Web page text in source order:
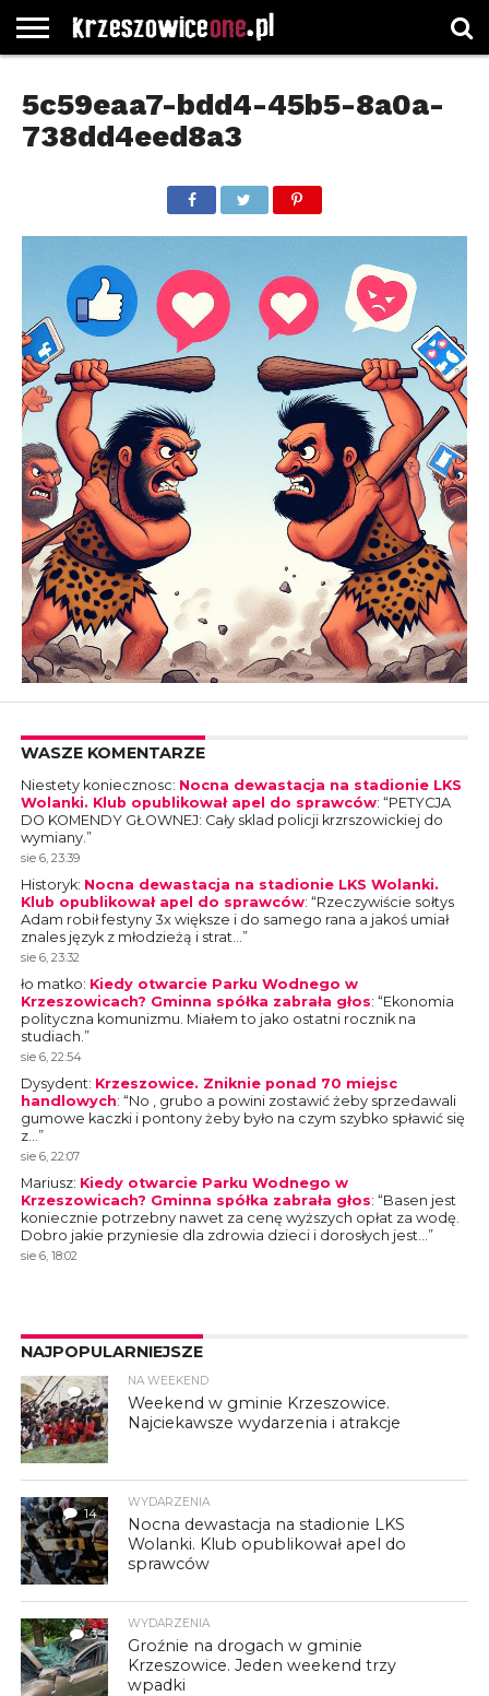
GŁÓWNA
WYBORY
SAMORZĄDOWE
WYBIERZ
KATEGORIE
ROZKŁADY
JAZDY
GREGORCZYK
WATCH
KONTAKT
5c59eaa7-bdd4-45b5-8a0a-
738dd4eed8a3
WASZE KOMENTARZE
Niestety koniecznosc: Nocna dewastacja na stadionie LKS
Wolanki. Klub opublikował apel do sprawców: “PETYCJA
DO KOMENDY GŁOWNEJ: Cały sklad policji krzrszowickiej do
wymiany. ”
sie 6, 23:39
Historyk: Nocna dewastacja na stadionie LKS Wolanki.
Klub opublikował apel do sprawców: “Rzeczywiście sołtys
Adam robił festyny 3x większe i do samego rana a jakoś umiał
znales język z młodzieżą i strat… ”
sie 6, 23:32
ło matko: Kiedy otwarcie Parku Wodnego w
Krzeszowicach? Gminna spółka zabrała głos: “Ekonomia
polityczna komunizmu. Miałem to jako ostatni rocznik na
studiach. ”
sie 6, 22:54
Dysydent: Krzeszowice. Zniknie ponad 70 miejsc
handlowych: “No , grubo a powini zostawić żeby sprzedawali
gumowe kaczki i pontony żeby było na czym szybko spławić się
z… ”
sie 6, 22:07
Mariusz: Kiedy otwarcie Parku Wodnego w
Krzeszowicach? Gminna spółka zabrała głos: “Basen jest
koniecznie potrzebny nawet za cenę wyższych opłat za wodę.
Dobro jakie przyniesie dla zdrowia dzieci i dorosłych jest… ”
sie 6, 18:02
NAJPOPULARNIEJSZE
4
NA WEEKEND
Weekend w gminie Krzeszowice.
Najciekawsze wydarzenia i atrakcje
14
WYDARZENIA
Nocna dewastacja na stadionie LKS
Wolanki. Klub opublikował apel do
sprawców
3
WYDARZENIA
Groźnie na drogach w gminie
Krzeszowice. Jeden weekend trzy
wpadki